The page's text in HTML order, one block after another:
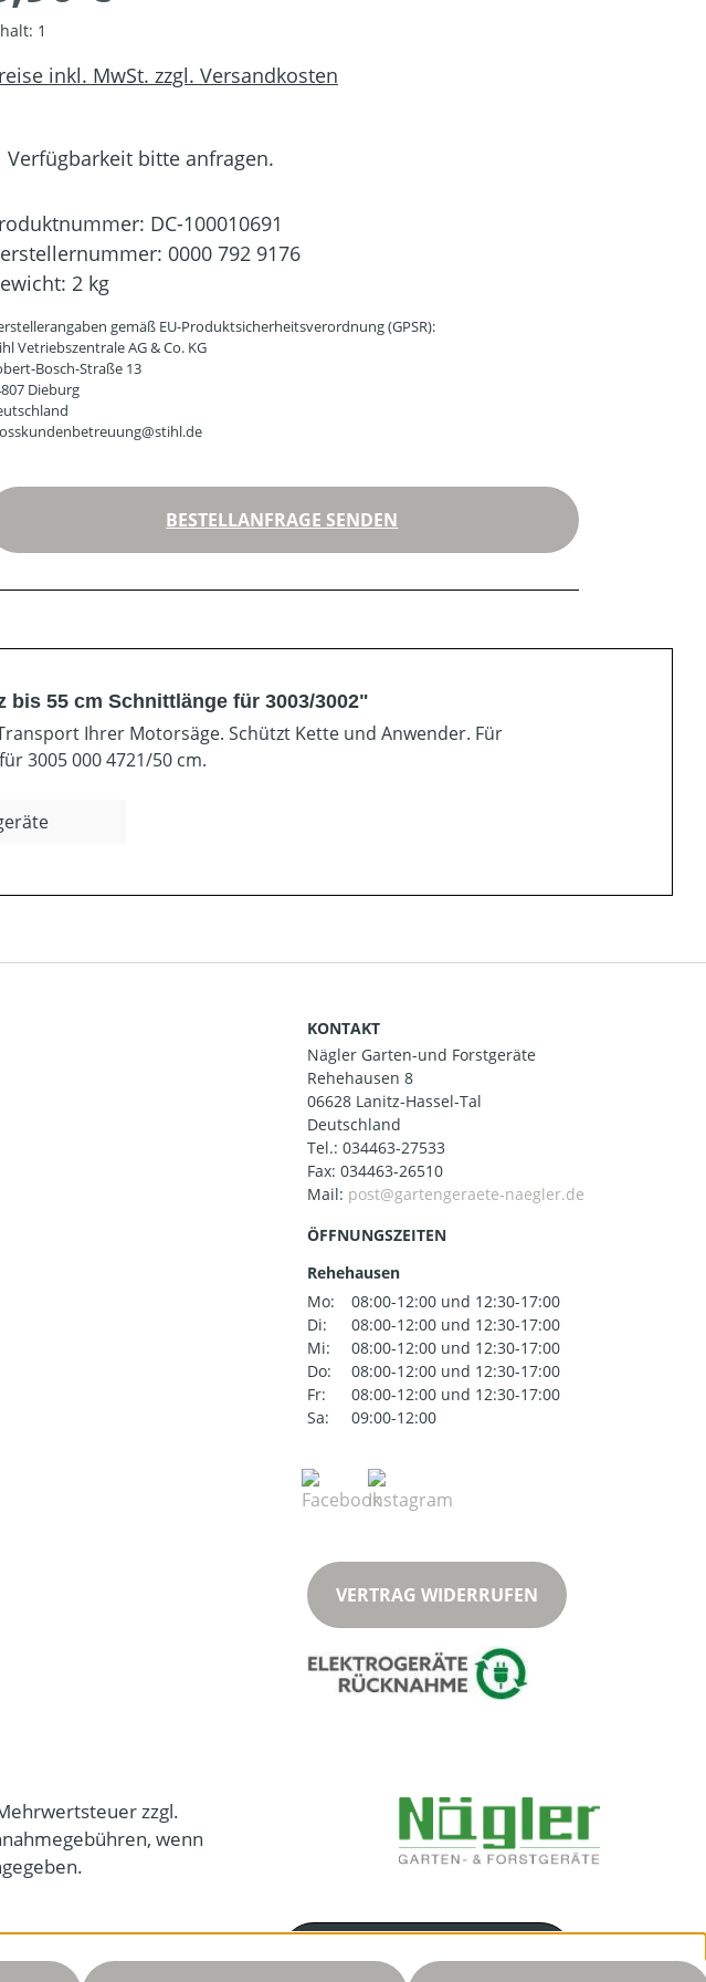
1
inkl. MwSt. zzgl. Versandkosten
Verfügbarkeit bitte anfragen.
DC-100010691
0000 792 9176
2 kg
gemäß EU-Produktsicherheitsverordnung (GPSR):
Vetriebszentrale AG & Co. KG
Bosch-Straße 13
Dieburg
BESTELLANFRAGE SENDEN
55 cm Schnittlänge für 3003/3002"
Ihrer Motorsäge. Schützt Kette und Anwender. Für
3005 000 4721/50 cm.
KONTAKT
Nägler Garten-und Forstgeräte
Rehehausen 8
06628 Lanitz-Hassel-Tal
Deutschland
Tel.: 034463-27533
Fax: 034463-26510
Mail:
ÖFFNUNGSZEITEN
Rehehausen
Mo:
08:00-12:00 und 12:30-17:00
Di:
08:00-12:00 und 12:30-17:00
Mi:
08:00-12:00 und 12:30-17:00
Do:
08:00-12:00 und 12:30-17:00
Fr:
08:00-12:00 und 12:30-17:00
Sa:
09:00-12:00
VERTRAG WIDERRUFEN
zzgl.
wenn
03446327533